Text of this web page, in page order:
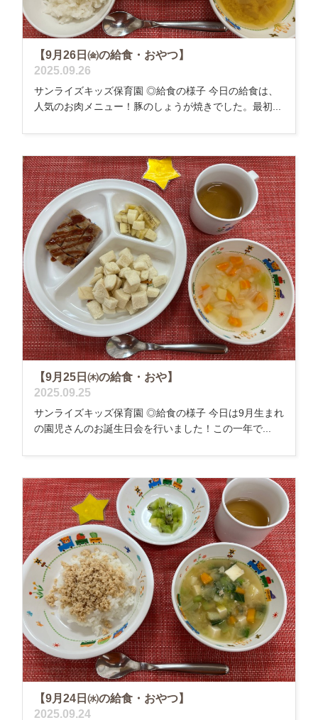
【9月26日㈮の給食・おやつ】
2025.09.26
サンライズキッズ保育園 ◎給食の様子 今日の給食は、
人気のお肉メニュー！豚のしょうが焼きでした。最初...
【9月25日㈭の給食・おや】
2025.09.25
サンライズキッズ保育園 ◎給食の様子 今日は9月生まれ
の園児さんのお誕生日会を行いました！この一年で...
【9月24日㈬の給食・おやつ】
2025.09.24